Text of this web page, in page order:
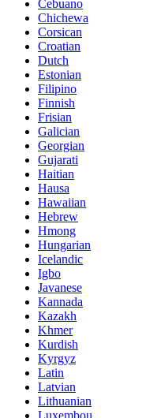
Cebuano
Chichewa
Corsican
Croatian
Dutch
Estonian
Filipino
Finnish
Frisian
Galician
Georgian
Gujarati
Haitian
Hausa
Hawaiian
Hebrew
Hmong
Hungarian
Icelandic
Igbo
Javanese
Kannada
Kazakh
Khmer
Kurdish
Kyrgyz
Latin
Latvian
Lithuanian